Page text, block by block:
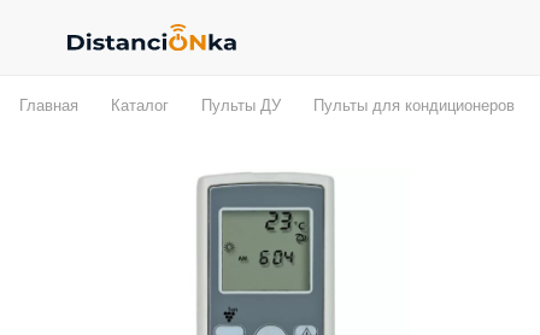
Главная Каталог Пульты ДУ Пульты для кондиционеров